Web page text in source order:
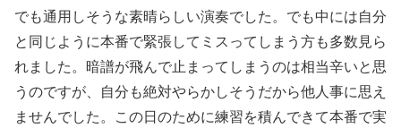
でも通用しそうな素晴らしい演奏でした。でも中には自分
と同じように本番で緊張してミスってしまう方も多数見ら
れました。暗譜が飛んで止まってしまうのは相当辛いと思
うのですが、自分も絶対やらかしそうだから他人事に思え
ませんでした。この日のために練習を積んできて本番で実